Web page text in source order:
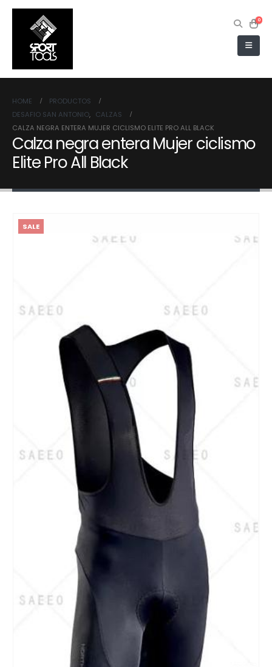
0
HOME
PRODUCTOS
DESAFIO SAN ANTONIO, CALZAS
CALZA NEGRA ENTERA MUJER CICLISMO ELITE PRO ALL BLACK
Calza negra entera Mujer ciclismo
Elite Pro All Black
SALE